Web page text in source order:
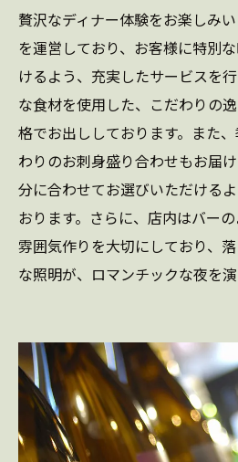
贅沢なディナー体験をお楽しみ
を運営しており、お客様に特別
けるよう、充実したサービスを
な食材を使用した、こだわりの
格でお出ししております。また
わりのお刺身盛り合わせもお届
分に合わせてお選びいただける
おります。さらに、店内はバー
雰囲気作りを大切にしており、
な照明が、ロマンチックな夜を演